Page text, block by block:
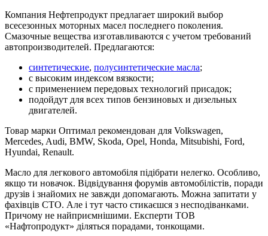
Компания Нефтепродукт предлагает широкий выбор
всесезонных моторных масел последнего поколения.
Смазочные вещества изготавливаются с учетом требований
автопроизводителей. Предлагаются:
синтетические, полусинтетические масла;
с высоким индексом вязкости;
с применением передовых технологий присадок;
подойдут для всех типов бензиновых и дизельных
двигателей.
Товар марки Оптимал рекомендован для Volkswagen,
Mercedes, Audi, BMW, Skoda, Opel, Honda, Mitsubishi, Ford,
Hyundai, Renault.
Масло для легкового автомобіля підібрати нелегко. Особливо,
якщо ти новачок. Відвідування форумів автомобілістів, поради
друзів і знайомих не завжди допомагають. Можна запитати у
фахівців СТО. Але і тут часто стикаєшся з несподіванками.
Причому не найприємнішими. Експерти ТОВ
«Нафтопродукт» діляться порадами, тонкощами.